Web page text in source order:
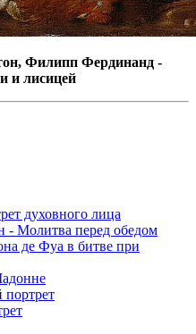
Филипп Фердинанд -
и лисицей